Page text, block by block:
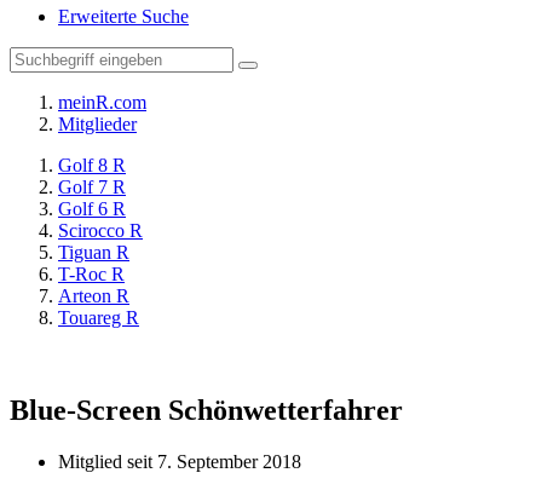
Erweiterte Suche
meinR.com
Mitglieder
Golf 8 R
Golf 7 R
Golf 6 R
Scirocco R
Tiguan R
T-Roc R
Arteon R
Touareg R
Blue-Screen Schönwetterfahrer
Mitglied seit 7. September 2018